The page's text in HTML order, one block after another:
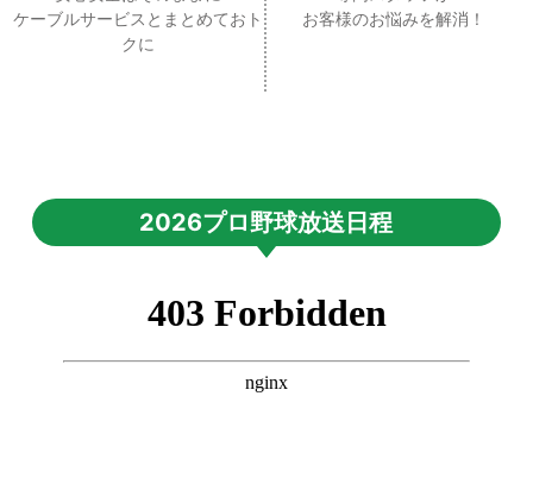
ケーブルサービスとまとめておト
クに
お客様のお悩みを解消！
2026プロ野球放送日程